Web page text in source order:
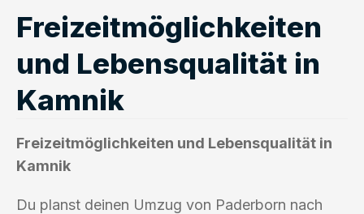
Freizeitmöglichkeiten
und Lebensqualität in
Kamnik
Freizeitmöglichkeiten und Lebensqualität in
Kamnik
Du planst deinen Umzug von Paderborn nach